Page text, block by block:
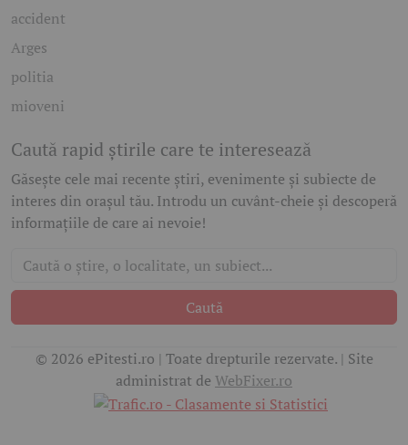
accident
Arges
politia
mioveni
Caută rapid știrile care te interesează
Găsește cele mai recente știri, evenimente și subiecte de
interes din orașul tău. Introdu un cuvânt-cheie și descoperă
informațiile de care ai nevoie!
Caută
© 2026 ePitesti.ro | Toate drepturile rezervate. | Site
administrat de WebFixer.ro